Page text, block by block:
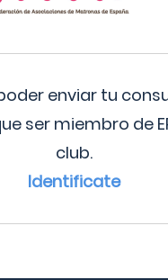
enviar tu
ser miembro de
club.
Identificate